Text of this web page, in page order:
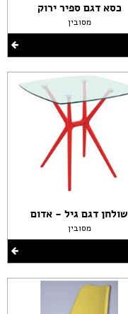
כסא דגם ספיר ירוק
מסובין
שולחן דגם גיל - אדום
מסובין